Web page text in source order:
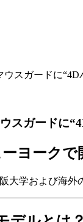
ウスガードに“4D
スガードに
ヨークで
大学および海外